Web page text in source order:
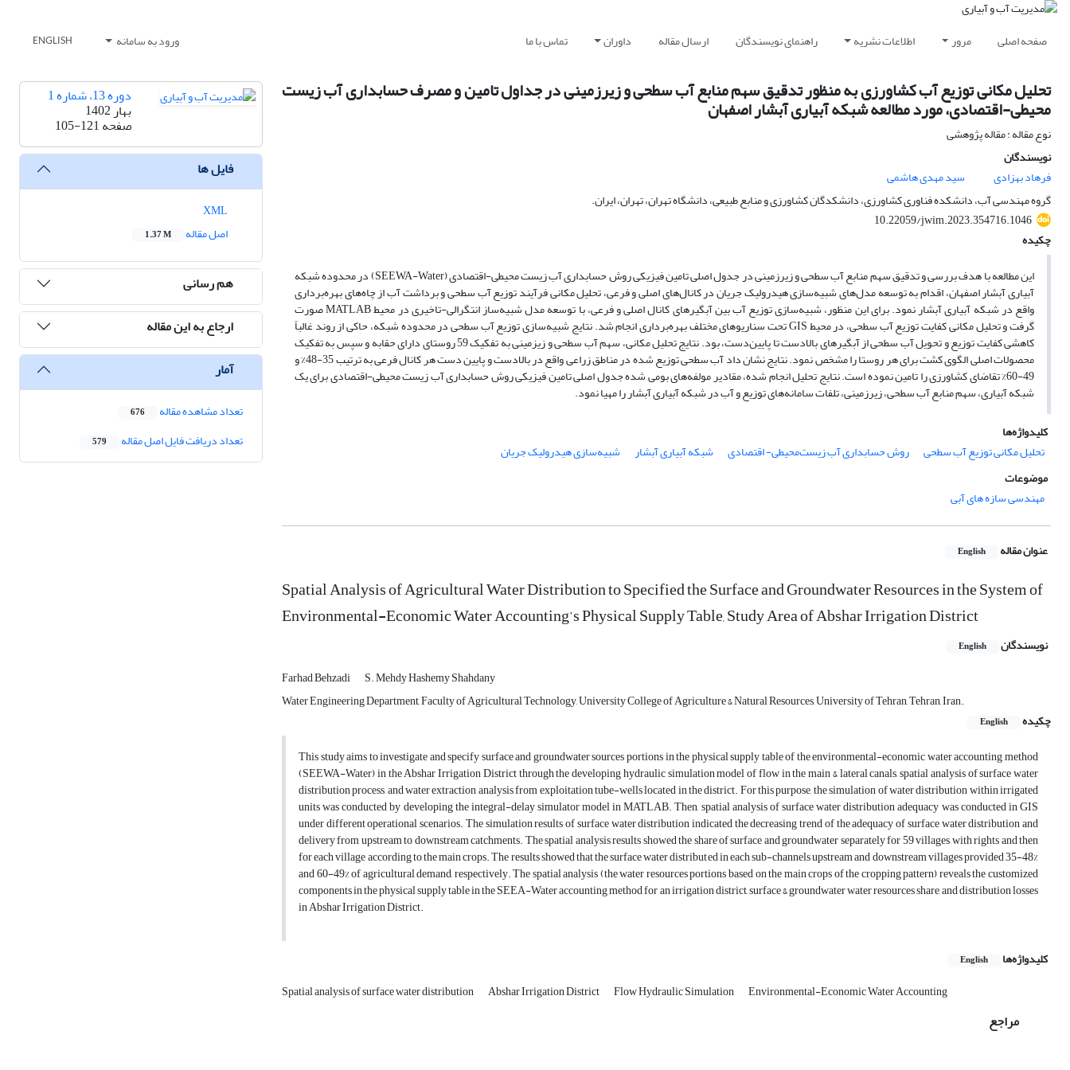
صفحه اصلی مرور اطلاعات نشریه راهنمای نویسندگان ارسال مقاله داوران تماس با ما ورود به سامانه ENGLISH
تحلیل مکانی توزیع آب کشاورزی به منظور تدقیق سهم منابع آب سطحی و زیرزمینی در جداول تامین و مصرف حسابداری آب زیست
محیطی-اقتصادی، مورد مطالعه شبکه آبیاری آبشار اصفهان
نوع مقاله : مقاله پژوهشی
نویسندگان
فرهاد بهزادی
سید مهدی هاشمی
گروه مهندسی آب، دانشکده فناوری کشاورزی، دانشکدگان کشاورزی و منابع طبیعی، دانشگاه تهران، تهران، ایران.
10.22059/jwim.2023.354716.1046
چکیده
این مطالعه با هدف بررسی و تدقیق سهم منابع آب سطحی و زیرزمینی در جدول اصلی تامین فیزیکی روش حسابداری آب زیست محیطی-اقتصادی (SEEWA-Water) در محدوده شبکه
آبیاری آبشار اصفهان، اقدام به توسعه مدل‌های شبیه‌سازی هیدرولیک جریان در کانال‌های اصلی و فرعی، تحلیل مکانی فرآیند توزیع آب سطحی و برداشت آب از چاه‌های بهره‌برداری
واقع در شبکه آبیاری آبشار نمود. برای این منظور، شبیه‌سازی توزیع آب بین آبگیرهای کانال اصلی و فرعی، با توسعه مدل شبیه‌ساز انتگرالی-تاخیری در محیط MATLAB صورت
گرفت و تحلیل مکانی کفایت توزیع آب سطحی، در محیط GIS تحت سناریوهای مختلف بهره‌برداری انجام شد. نتایج شبیه‌سازی توزیع آب سطحی در محدوده شبکه، حاکی از روند غالباً
کاهشی کفایت توزیع و تحویل آب سطحی از آبگیرهای بالادست تا پایین‌دست، بود. نتایج تحلیل مکانی، سهم آب سطحی و زیزمینی به تفکیک 59 روستای دارای حقابه و سپس به تفکیک
محصولات اصلی الگوی کشت برای هر روستا را مشخص نمود. نتایج نشان داد آب سطحی توزیع شده در مناطق زراعی واقع در بالادست و پایین دست هر کانال فرعی به ترتیب 35-48% و
49-60% تقاضای کشاورزی را تامین نموده است. نتایج تحلیل انجام شده، مقادیر مولفه‌های بومی شده جدول اصلی تامین فیزیکی روش حسابداری آب زیست محیطی-اقتصادی برای یک
شبکه آبیاری، سهم منابع آب سطحی، زیرزمینی، تلفات سامانه‌های توزیع و آب در شبکه آبیاری آبشار را مهیا نمود.
کلیدواژه‌ها
تحلیل مکانی توزیع آب سطحی
روش حسابداری آب زیست‌محیطی- اقتصادی شبکه آبیاری آبشار
شبیه‌سازی هیدرولیک جریان
موضوعات
مهندسی سازه های آبی
عنوان مقاله English
Spatial Analysis of Agricultural Water Distribution to Specified the Surface and Groundwater Resources in the System of
Environmental-Economic Water Accounting’s Physical Supply Table, Study Area of Abshar Irrigation District
نویسندگان English
Farhad Behzadi
S. Mehdy Hashemy Shahdany
Water Engineering Department, Faculty of Agricultural Technology, University College of Agriculture & Natural Resources, University of Tehran, Tehran, Iran.
چکیده
English
This study aims to investigate and specify surface and groundwater sources portions in the physical supply table of the environmental-economic water accounting method
(SEEWA-Water) in the Abshar Irrigation District through the developing hydraulic simulation model of flow in the main & lateral canals, spatial analysis of surface water
distribution process, and water extraction analysis from exploitation tube-wells located in the district. For this purpose, the simulation of water distribution within irrigated
units was conducted by developing the integral-delay simulator model in MATLAB. Then, spatial analysis of surface water distribution adequacy was conducted in GIS
under different operational scenarios. The simulation results of surface water distribution indicated the decreasing trend of the adequacy of surface water distribution and
delivery from upstream to downstream catchments. The spatial analysis results showed the share of surface and groundwater separately for 59 villages with rights and then
for each village according to the main crops. The results showed that the surface water distributed in each sub-channels upstream and downstream villages provided 35-48%
and 60-49% of agricultural demand, respectively. The spatial analysis (the water resources portions based on the main crops of the cropping pattern) reveals the customized
components in the physical supply table in the SEEA-Water accounting method for an irrigation district, surface & groundwater water resources share, and distribution losses
in Abshar Irrigation District.
کلیدواژه‌ها English
Spatial analysis of surface water distribution Abshar Irrigation District Flow Hydraulic Simulation Environmental-Economic Water Accounting
مراجع
دوره 13، شماره 1
بهار 1402
صفحه105-121
فایل ها
اصل مقاله
1.37 M
هم رسانی
ارجاع به این مقاله
آمار
تعداد مشاهده مقاله 676
تعداد دریافت فایل اصل مقاله 579